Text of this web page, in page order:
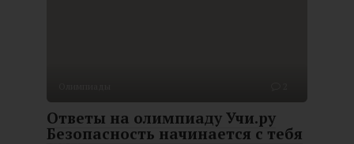
Ответы на олимпиаду Учи.ру
Безопасность начинается с тебя